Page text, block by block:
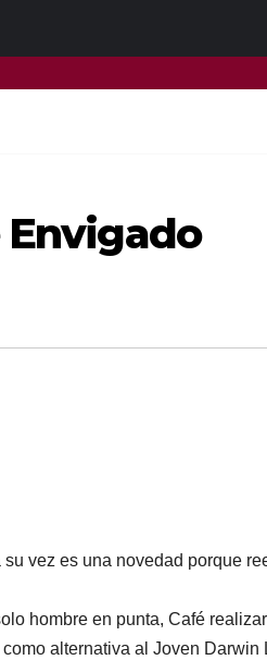
Envigado
vez es una novedad porque
hombre en punta, Café
alternativa al Joven Darwin